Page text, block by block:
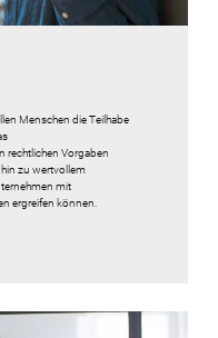
Menschen die Teilhabe
rechtlichen Vorgaben
zu wertvollem
mit
ergreifen können.